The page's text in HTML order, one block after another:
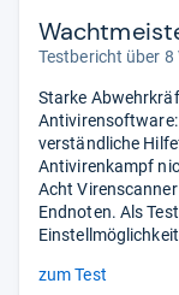
Testbericht über
Starke
Antivirensoftware:
verständliche
Antivirenkampf
Acht
Endnoten. Als
zum Test